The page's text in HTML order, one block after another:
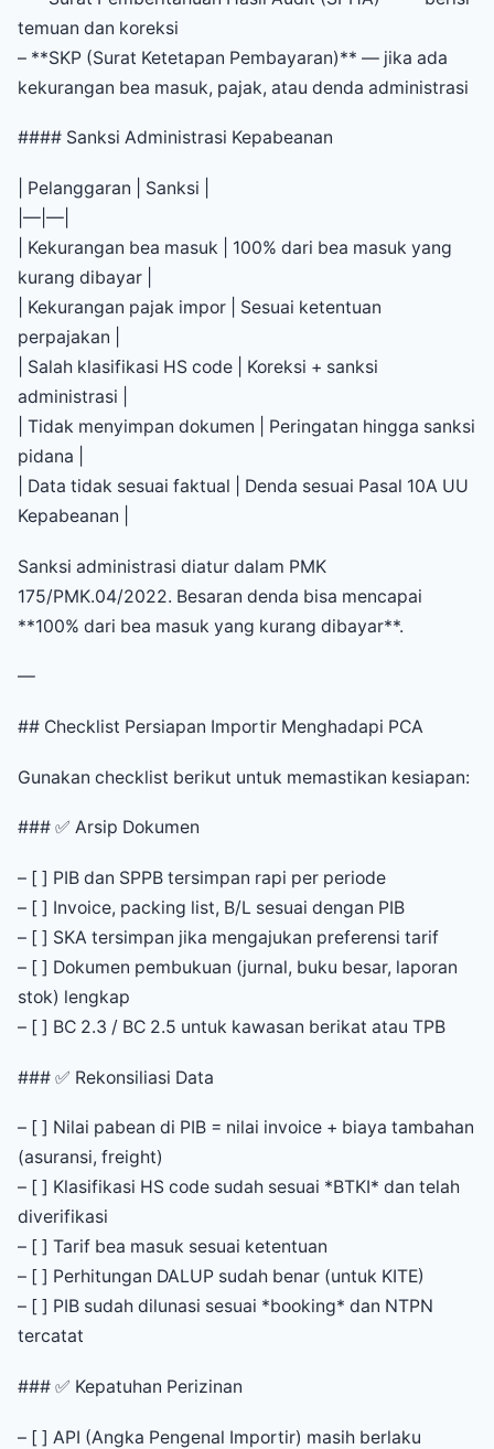
temuan dan koreksi
– **SKP (Surat Ketetapan Pembayaran)** — jika ada
kekurangan bea masuk, pajak, atau denda administrasi
#### Sanksi Administrasi Kepabeanan
| Pelanggaran | Sanksi |
|—|—|
| Kekurangan bea masuk | 100% dari bea masuk yang
kurang dibayar |
| Kekurangan pajak impor | Sesuai ketentuan
perpajakan |
| Salah klasifikasi HS code | Koreksi + sanksi
administrasi |
| Tidak menyimpan dokumen | Peringatan hingga sanksi
pidana |
| Data tidak sesuai faktual | Denda sesuai Pasal 10A UU
Kepabeanan |
Sanksi administrasi diatur dalam PMK
175/PMK.04/2022. Besaran denda bisa mencapai
**100% dari bea masuk yang kurang dibayar**.
—
## Checklist Persiapan Importir Menghadapi PCA
Gunakan checklist berikut untuk memastikan kesiapan:
### ✅ Arsip Dokumen
– [ ] PIB dan SPPB tersimpan rapi per periode
– [ ] Invoice, packing list, B/L sesuai dengan PIB
– [ ] SKA tersimpan jika mengajukan preferensi tarif
– [ ] Dokumen pembukuan (jurnal, buku besar, laporan
stok) lengkap
– [ ] BC 2.3 / BC 2.5 untuk kawasan berikat atau TPB
### ✅ Rekonsiliasi Data
– [ ] Nilai pabean di PIB = nilai invoice + biaya tambahan
(asuransi, freight)
– [ ] Klasifikasi HS code sudah sesuai *BTKI* dan telah
diverifikasi
– [ ] Tarif bea masuk sesuai ketentuan
– [ ] Perhitungan DALUP sudah benar (untuk KITE)
– [ ] PIB sudah dilunasi sesuai *booking* dan NTPN
tercatat
### ✅ Kepatuhan Perizinan
– [ ] API (Angka Pengenal Importir) masih berlaku